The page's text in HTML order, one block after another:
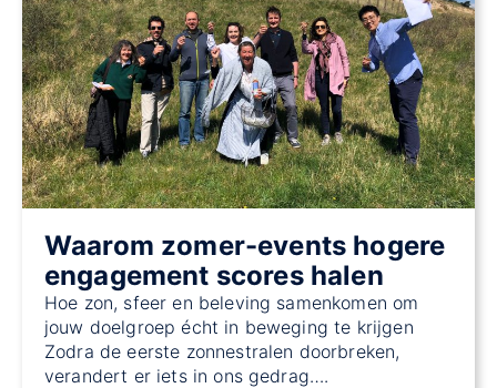
Waarom zomer-events hogere
engagement scores halen
Hoe zon, sfeer en beleving samenkomen om
jouw doelgroep écht in beweging te krijgen
Zodra de eerste zonnestralen doorbreken,
verandert er iets in ons gedrag….